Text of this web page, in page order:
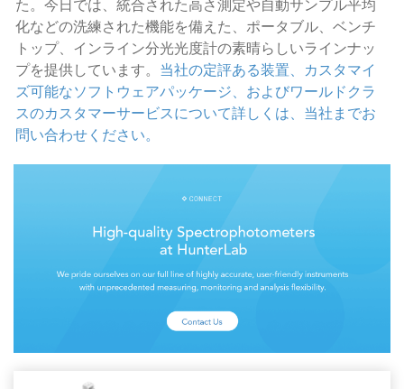
た。今日では、統合された高さ測定や自動サンプル平均
化などの洗練された機能を備えた、ポータブル、ベンチ
トップ、インライン分光光度計の素晴らしいラインナッ
プを提供しています。 当社の定評ある装置、カスタマイ
ズ可能なソフトウェアパッケージ、およびワールドクラ
スのカスタマーサービスについて詳しくは、当社までお
問い合わせください。